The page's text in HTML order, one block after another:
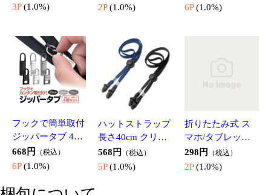
なお、受け取り拒否、長期不在、住所不備など、お客様都合に
よりお受け取りが出来ない場合、同様対応となります。
ご連絡なしで当店へ商品を送られた場合には返品・返金対応い
たしませんので、予めご了承ください。
各手数料
事務手数料 1,320円
キャンセル料：ご購入金額の10％
クレジット、コンビニ利用手数料（一律商品代金の4％）
往復配送料(各運送会社の実際請求額)
銀行振込などは、上記のキャンセル手数料を差し引いてのご返
金となります。
銀行振込手数料（200円+税）もご返金対象外です。
メール便等のの再発送につい
て